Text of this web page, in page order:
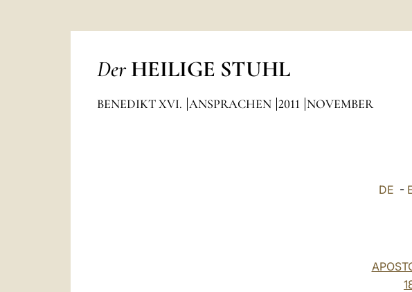
Der HEILIGE STUHL
BENEDIKT XVI. ANSPRACHEN 2011 NOVEMBER
DE -